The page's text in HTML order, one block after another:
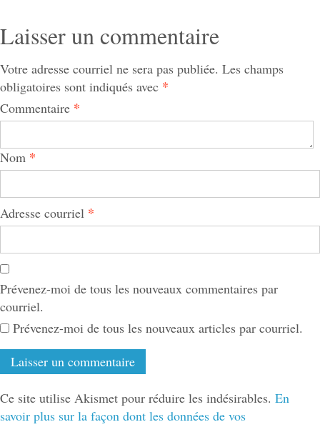
Laisser un commentaire
Votre adresse courriel ne sera pas publiée. Les champs
obligatoires sont indiqués avec *
Commentaire *
Nom *
Adresse courriel *
Prévenez-moi de tous les nouveaux commentaires par
courriel.
Prévenez-moi de tous les nouveaux articles par courriel.
Ce site utilise Akismet pour réduire les indésirables. En
savoir plus sur la façon dont les données de vos